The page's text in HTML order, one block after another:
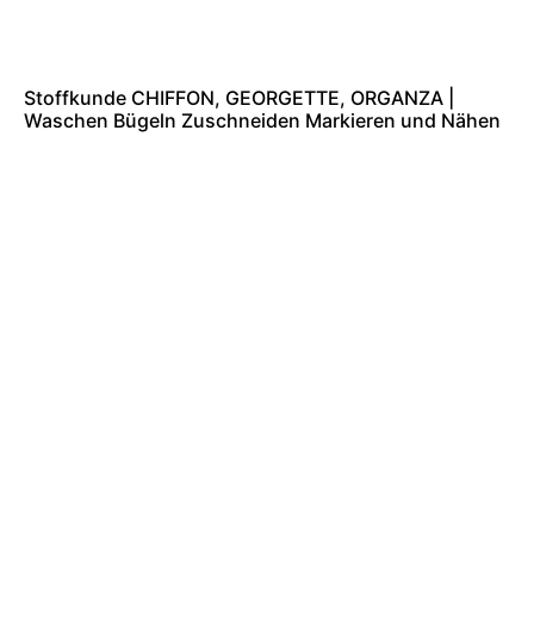
Stoffkunde CHIFFON, GEORGETTE, ORGANZA |
Waschen Bügeln Zuschneiden Markieren und Nähen